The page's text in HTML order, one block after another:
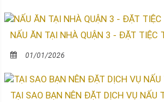
NẤU ĂN TẠI NHÀ QUẬN 3 - ĐẶT TIỆC
01/01/2026
TẠI SAO BẠN NÊN ĐẶT DỊCH VỤ NẤU